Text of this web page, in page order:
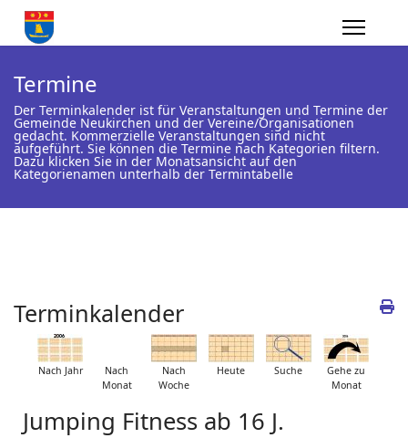
Termine
Der Terminkalender ist für Veranstaltungen und Termine der
Gemeinde Neukirchen und der Vereine/Organisationen
gedacht. Kommerzielle Veranstaltungen sind nicht
aufgeführt. Sie können die Termine nach Kategorien filtern.
Dazu klicken Sie in der Monatsansicht auf den
Kategorienamen unterhalb der Termintabelle
Terminkalender
Nach Jahr
Nach
Monat
Nach
Woche
Heute Suche
Gehe zu
Monat
Jumping Fitness ab 16 J.